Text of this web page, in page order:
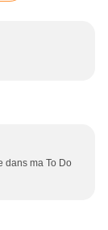
dans ma To Do